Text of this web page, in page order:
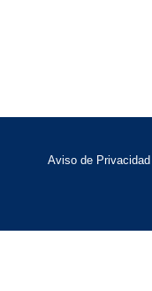
Aviso de Privacidad